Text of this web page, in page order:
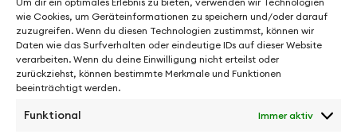
wie Cookies, um Geräteinformationen zu speichern und/oder darauf
zuzugreifen. Wenn du diesen Technologien zustimmst, können wir
Daten wie das Surfverhalten oder eindeutige IDs auf dieser Website
verarbeiten. Wenn du deine Einwilligung nicht erteilst oder
zurückziehst, können bestimmte Merkmale und Funktionen
beeinträchtigt werden.
Funktional Immer aktiv